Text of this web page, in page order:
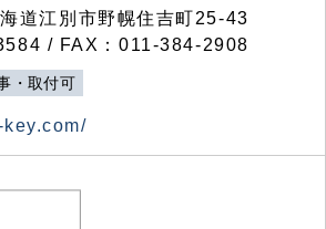
道江別市野幌住吉町25-43
/ FAX：011-384-2908
・取付可